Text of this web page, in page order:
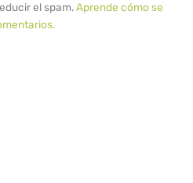
el spam.Aprende cómo se